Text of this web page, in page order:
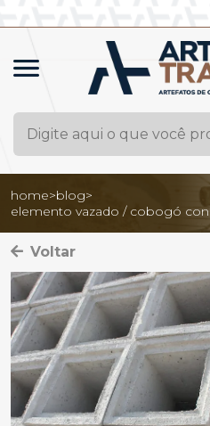
home>blog>
elemento vazado / cobogó
Voltar